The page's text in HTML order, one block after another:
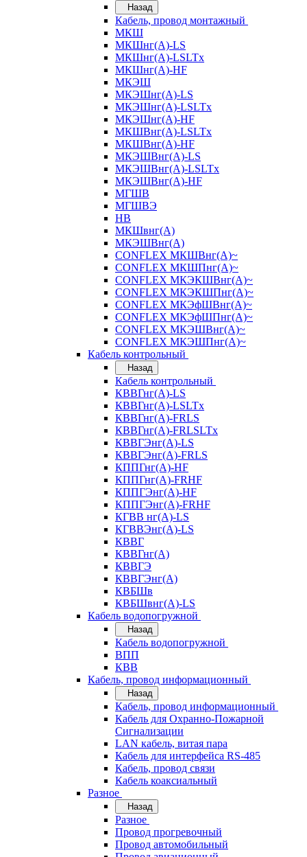
Назад
Кабель, провод монтажный
МКШ
МКШнг(А)-LS
МКШнг(А)-LSLTx
МКШнг(А)-HF
МКЭШ
МКЭШнг(А)-LS
МКЭШнг(А)-LSLTx
МКЭШнг(А)-HF
МКШВнг(A)-LSLTx
МКШВнг(А)-HF
МКЭШВнг(А)-LS
МКЭШВнг(A)-LSLTx
МКЭШВнг(А)-HF
МГШВ
МГШВЭ
НВ
МКШвнг(А)
МКЭШВнг(А)
CONFLEX МКШВнг(А)~
CONFLEX МКШПнг(А)~
CONFLEX МКЭКШВнг(А)~
CONFLEX МКЭКШПнг(А)~
CONFLEX МКЭфШВнг(А)~
CONFLEX МКЭфШПнг(А)~
CONFLEX МКЭШВнг(А)~
CONFLEX МКЭШПнг(А)~
Кабель контрольный
Назад
Кабель контрольный
КВВГнг(А)-LS
КВВГнг(А)-LSLTx
КВВГнг(А)-FRLS
КВВГнг(А)-FRLSLTx
КВВГЭнг(А)-LS
КВВГЭнг(А)-FRLS
КППГнг(А)-HF
КППГнг(А)-FRHF
КППГЭнг(А)-HF
КППГЭнг(А)-FRHF
КГВВ нг(А)-LS
КГВВЭнг(А)-LS
КВВГ
КВВГнг(А)
КВВГЭ
КВВГЭнг(А)
КВБШв
КВБШвнг(А)-LS
Кабель водопогружной
Назад
Кабель водопогружной
ВПП
КВВ
Кабель, провод информационный
Назад
Кабель, провод информационный
Кабель для Охранно-Пожарной
Сигнализации
LAN кабель, витая пара
Кабель для интерфейса RS-485
Кабель, провод связи
Кабель коаксиальный
Разное
Назад
Разное
Провод прогревочный
Провод автомобильный